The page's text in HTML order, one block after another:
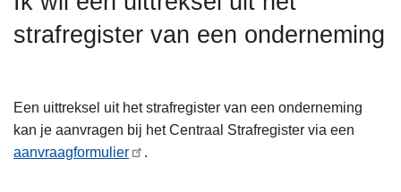
strafregister van een onderneming
Een uittreksel uit het strafregister van een onderneming
kan je aanvragen bij het Centraal Strafregister via een
aanvraagformulier
.